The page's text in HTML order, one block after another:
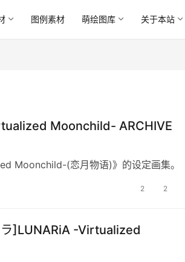
图例素材 萌绘图库 关于本站
Moonchild- ARCHIVE
Moonchild-(恋月物语)》的设定画集。
2 2
]LUNARiA -Virtualized